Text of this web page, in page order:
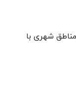
مناطق شهری با